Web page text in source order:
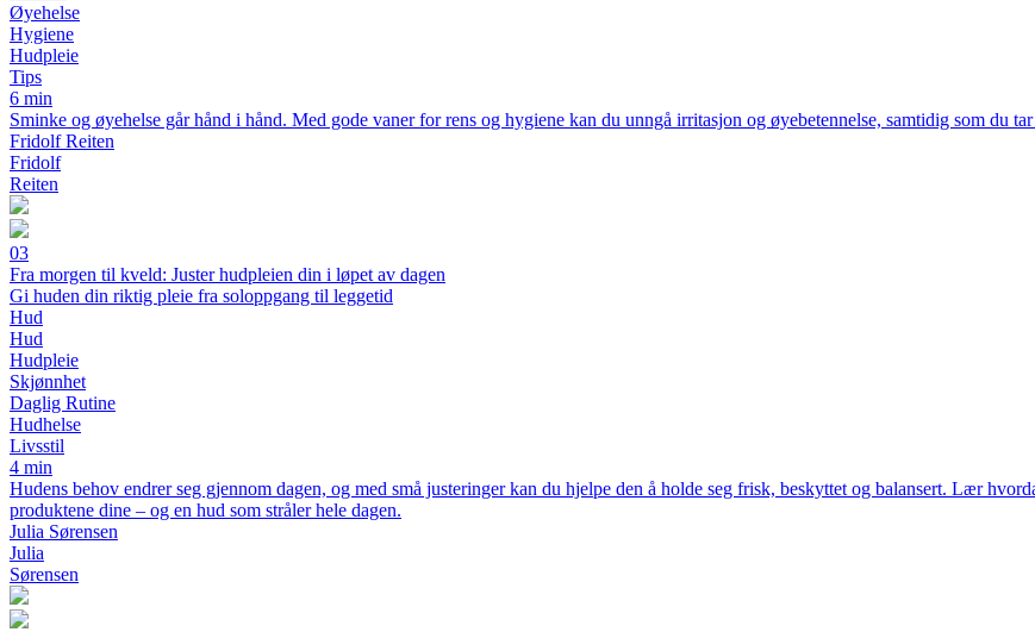
Øyehelse
Hygiene
Hudpleie
Tips
6 min
Sminke og øyehelse går hånd i hånd. Med gode vaner for rens og hygiene kan du unngå irritasjon og øyebetennelse, samtidig som du
Fridolf Reiten
Fridolf
Reiten
03
Fra morgen til kveld: Juster hudpleien din i løpet av dagen
Gi huden din riktig pleie fra soloppgang til leggetid
Hud
Hud
Hudpleie
Skjønnhet
Daglig Rutine
Hudhelse
Livsstil
4 min
Hudens behov endrer seg gjennom dagen, og med små justeringer kan du hjelpe den å holde seg frisk, beskyttet og balansert. Lær
produktene dine – og en hud som stråler hele dagen.
Julia Sørensen
Julia
Sørensen